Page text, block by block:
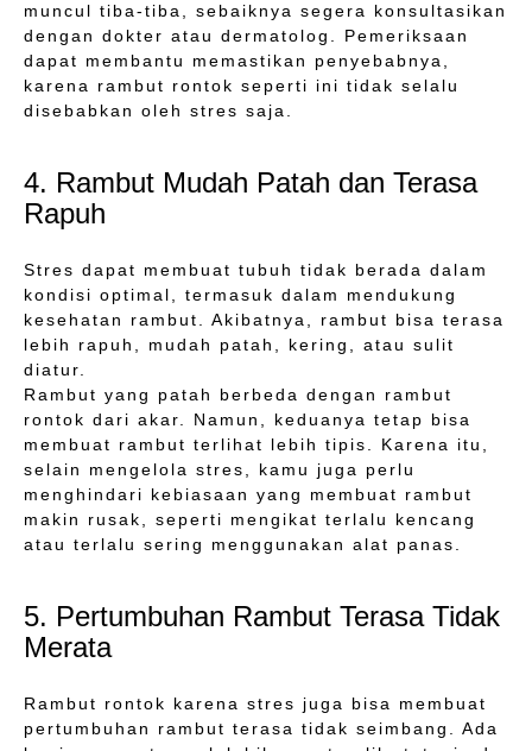
muncul tiba-tiba, sebaiknya segera konsultasikan
dengan dokter atau dermatolog. Pemeriksaan
dapat membantu memastikan penyebabnya,
karena rambut rontok seperti ini tidak selalu
disebabkan oleh stres saja.
4. Rambut Mudah Patah dan Terasa
Rapuh
Stres dapat membuat tubuh tidak berada dalam
kondisi optimal, termasuk dalam mendukung
kesehatan rambut. Akibatnya, rambut bisa terasa
lebih rapuh, mudah patah, kering, atau sulit
diatur.
Rambut yang patah berbeda dengan rambut
rontok dari akar. Namun, keduanya tetap bisa
membuat rambut terlihat lebih tipis. Karena itu,
selain mengelola stres, kamu juga perlu
menghindari kebiasaan yang membuat rambut
makin rusak, seperti mengikat terlalu kencang
atau terlalu sering menggunakan alat panas.
5. Pertumbuhan Rambut Terasa Tidak
Merata
Rambut rontok karena stres juga bisa membuat
pertumbuhan rambut terasa tidak seimbang. Ada